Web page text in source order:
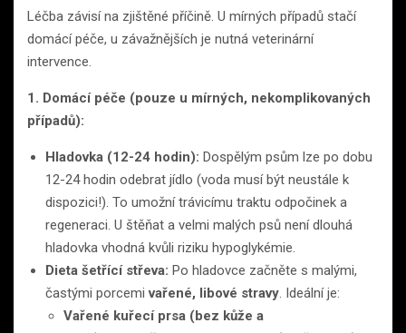
Léčba závisí na zjištěné příčině. U mírných případů stačí
domácí péče, u závažnějších je nutná veterinární
intervence.
1. Domácí péče (pouze u mírných, nekomplikovaných
případů):
Hladovka (12-24 hodin): Dospělým psům lze po dobu
12-24 hodin odebrat jídlo (voda musí být neustále k
dispozici!). To umožní trávicímu traktu odpočinek a
regeneraci. U štěňat a velmi malých psů není dlouhá
hladovka vhodná kvůli riziku hypoglykémie.
Dieta šetřící střeva: Po hladovce začněte s malými,
častými porcemivařené, libové stravy. Ideální je:
Vařené kuřecí prsa (bez kůže a